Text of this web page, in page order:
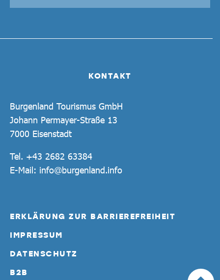
KONTAKT
Burgenland Tourismus GmbH
Johann Permayer-Straße 13
7000 Eisenstadt
Tel. +43 2682 63384
E-Mail: info@burgenland.info
ERKLÄRUNG ZUR BARRIEREFREIHEIT
IMPRESSUM
DATENSCHUTZ
B2B